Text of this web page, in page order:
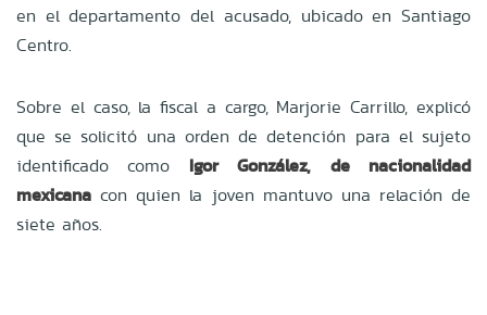
en el departamento del acusado, ubicado en Santiago
Centro.
Sobre el caso, la fiscal a cargo, Marjorie Carrillo, explicó
que se solicitó una orden de detención para el sujeto
identificado como Igor González, de nacionalidad
mexicana con quien la joven mantuvo una relación de
siete años.